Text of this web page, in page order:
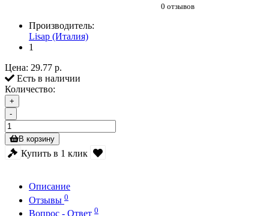
0 отзывов
Производитель:
Lisap (Италия)
1
Цена: 29.77 р.
Есть в наличии
Количество:
+
-
В корзину
Купить в 1 клик
Описание
Отзывы 0
Вопрос - Ответ 0